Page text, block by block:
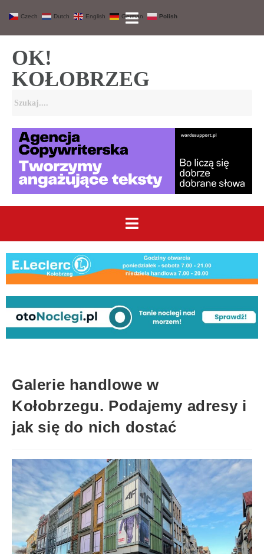
OK!
KOŁOBRZEG
Galerie handlowe w
Kołobrzegu. Podajemy adresy i
jak się do nich dostać
Czech Dutch English German Polish